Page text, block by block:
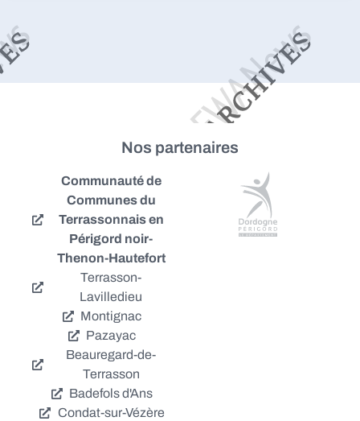
Nos partenaires
Communauté de
Communes du
Terrassonnais en
Périgord noir-
Thenon-Hautefort
Terrasson-
Lavilledieu
Montignac
Pazayac
Beauregard-de-
Terrasson
Badefols d'Ans
Condat-sur-Vézère